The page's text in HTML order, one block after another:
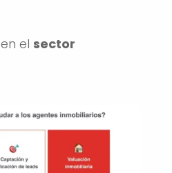
en el sector